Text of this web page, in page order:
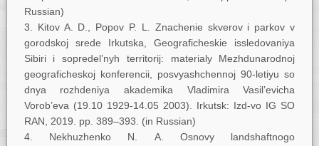
Russian)
Kitov A. D., Popov P. L. Znachenie skverov i parkov v
gorodskoj srede Irkutska, Geograficheskie issledovaniya
Sibiri i sopredel’nyh territorij: materialy Mezhdunarodnoj
geograficheskoj konferencii, posvyashchennoj 90-letiyu so
dnya rozhdeniya akademika Vladimira Vasil’evicha
Vorob’eva (19.10 1929-14.05 2003). Irkutsk: Izd-vo IG SO
RAN, 2019. pp. 389–393. (in Russian)
Nekhuzhenko N. A. Osnovy landshaftnogo